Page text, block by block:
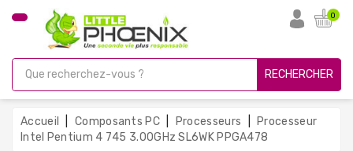
CATÉGORIE
Gamer
Unités
Centrales
Reconditionnées
0
RECHERCHER
Accueil Composants PC Processeurs
Processeur
Intel Pentium 4 745 3.00GHz SL6WK PPGA478